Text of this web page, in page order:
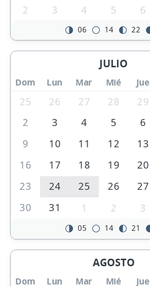
2 3 4 5 6
06 14 22
JULIO
Dom Lun Mar Mié Jue
25 26 27 28 29
2
3 4 5 6
9
10 11 12 13
16
17 18 19 20
23
24 25 26 27
30
31 1 2 3
05 14 21
AGOSTO
Dom Lun Mar Mié Jue